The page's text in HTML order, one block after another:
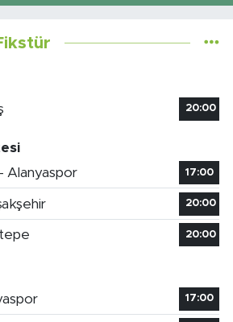
20:00
Alanyaspor
17:00
20:00
20:00
17:00